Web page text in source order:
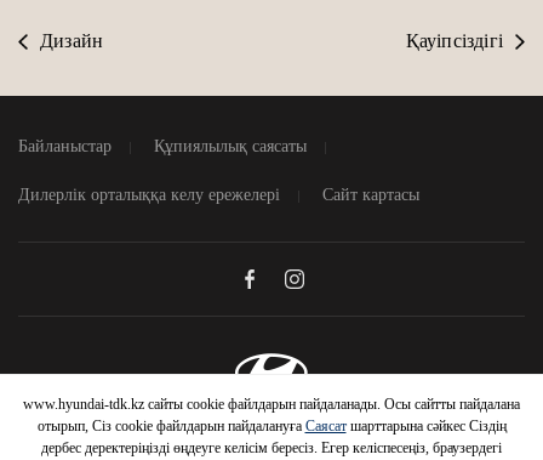
Дизайн Қауіпсіздігі
Байланыстар Құпиялылық саясаты
Дилерлік орталыққа келу ережелері Сайт картасы
© 2026 Hyundai Motor Company
www.hyundai-tdk.kz сайты cookie файлдарын пайдаланады. Осы сайтты пайдалана
отырып, Сіз cookie файлдарын пайдалануға Саясатшарттарына сәйкес Сіздің
дербес деректеріңізді өңдеуге келісім бересіз. Егер келіспесеңіз, браузердегі